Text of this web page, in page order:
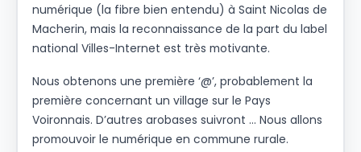
numérique (la fibre bien entendu) à Saint Nicolas de
Macherin, mais la reconnaissance de la part du label
national Villes-Internet est très motivante.
Nous obtenons une première ‘@’, probablement la
première concernant un village sur le Pays
Voironnais. D’autres arobases suivront … Nous allons
promouvoir le numérique en commune rurale.